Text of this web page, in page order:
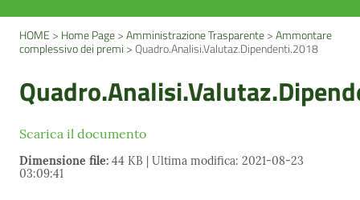
HOME > Home Page>Amministrazione Trasparente>Ammontare
complessivo dei premi >Quadro.Analisi.Valutaz.Dipendenti.2018
Scarica il documento
Dimensione file: 44 KB | Ultima modifica: 2021-08-23
03:09:41